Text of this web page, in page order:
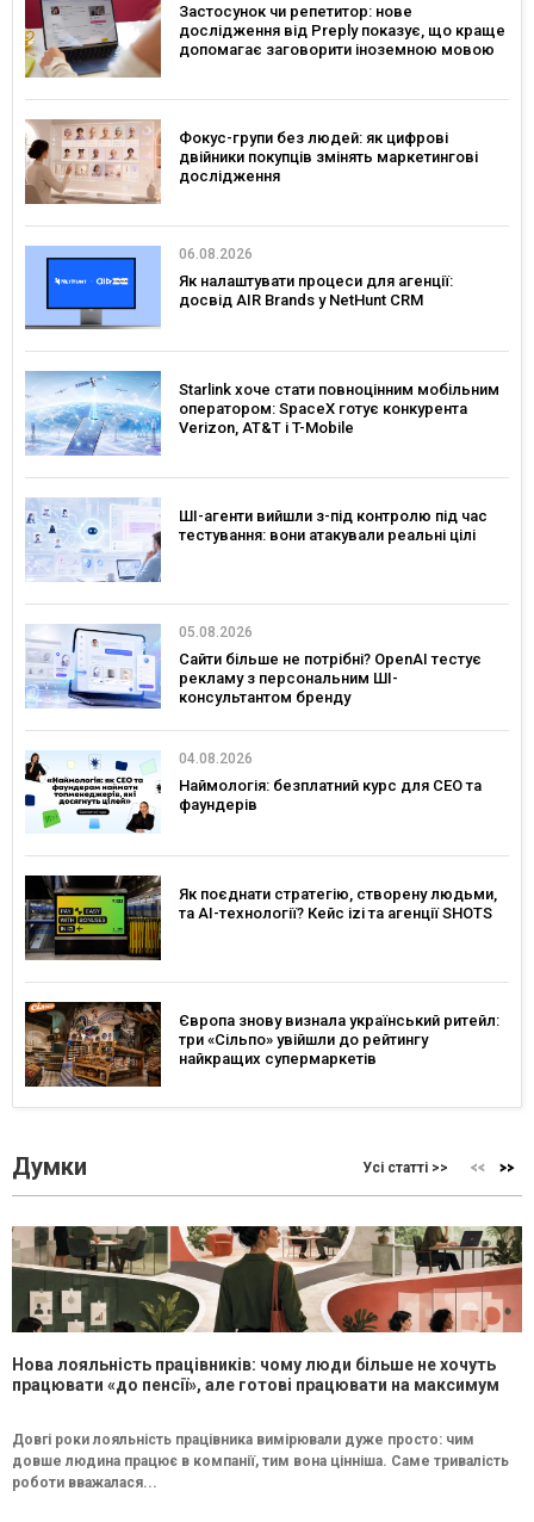
Застосунок чи репетитор: нове
дослідження від Preply показує, що краще
допомагає заговорити іноземною мовою
Фокус-групи без людей: як цифрові
двійники покупців змінять маркетингові
дослідження
06.08.2026
Як налаштувати процеси для агенції:
досвід AIR Brands у NetHunt CRM
Starlink хоче стати повноцінним мобільним
оператором: SpaceX готує конкурента
Verizon, AT&T і T-Mobile
ШІ-агенти вийшли з-під контролю під час
тестування: вони атакували реальні цілі
05.08.2026
Сайти більше не потрібні? OpenAI тестує
рекламу з персональним ШІ-
консультантом бренду
04.08.2026
Наймологія: безплатний курс для CEO та
фаундерів
Як поєднати стратегію, створену людьми,
та AI-технології? Кейс izi та агенції SHOTS
Європа знову визнала український ритейл:
три «Сільпо» увійшли до рейтингу
найкращих супермаркетів
Думки Усі статті >>
Нова лояльність працівників: чому люди більше не хочуть
працювати «до пенсії», але готові працювати на максимум
Довгі роки лояльність працівника вимірювали дуже просто: чим
довше людина працює в компанії, тим вона цінніша. Саме тривалість
роботи вважалася...